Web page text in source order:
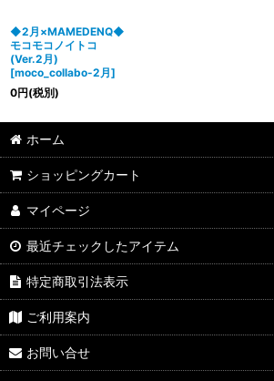
◆2月×MAMEDENQ◆
モコモコノイトコ
(Ver.2月)
[moco_collabo-2月]
0円(税別)
ホーム
ショッピングカート
マイページ
最近チェックしたアイテム
特定商取引法表示
ご利用案内
お問い合せ